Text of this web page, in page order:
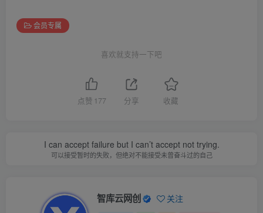
会员专属
喜欢就支持一下吧
点赞 177 分享 收藏
I can accept failure but I can’t accept not trying.
可以接受暂时的失败，但绝对不能接受未曾奋斗过的自己
智库云网创 关注